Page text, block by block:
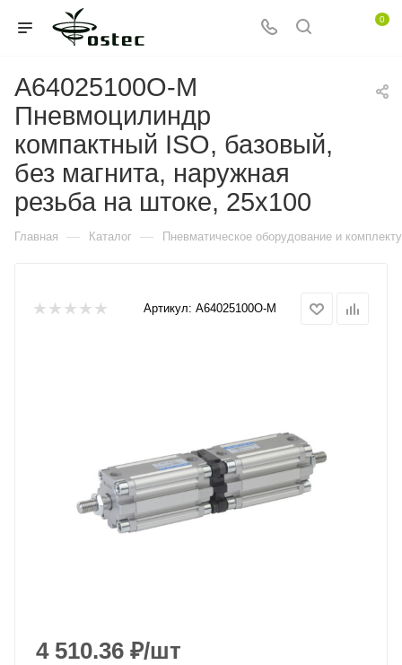
0
A64025100O-M
Пневмоцилиндр
компактный ISO, базовый,
без магнита, наружная
резьба на штоке, 25x100
Главная — Каталог — Пневматическое оборудование и
Артикул: A64025100O-M
4 510.36 ₽/шт